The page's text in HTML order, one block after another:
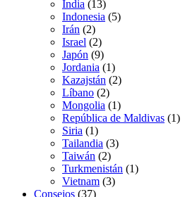
India (13)
Indonesia (5)
Irán (2)
Israel (2)
Japón (9)
Jordania (1)
Kazajstán (2)
Líbano (2)
Mongolia (1)
República de Maldivas (1)
Siria (1)
Tailandia (3)
Taiwán (2)
Turkmenistán (1)
Vietnam (3)
Consejos (37)